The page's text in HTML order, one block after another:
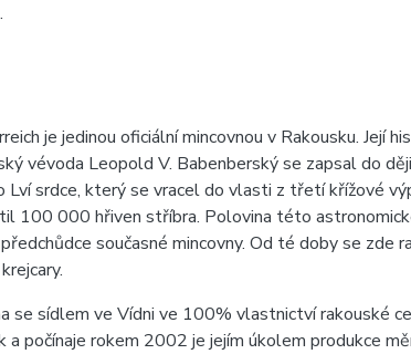
je jedinou oficiální mincovnou v Rakousku. Její
vévoda Leopold V. Babenberský se zapsal do
Lví srdce, který se vracel do vlasti z třetí křížové
100 000 hřiven stříbra. Polovina této
současné mincovny. Od té doby se zde
se sídlem ve Vídni ve 100% vlastnictví rakouské
a počínaje rokem 2002 je jejím úkolem produkce